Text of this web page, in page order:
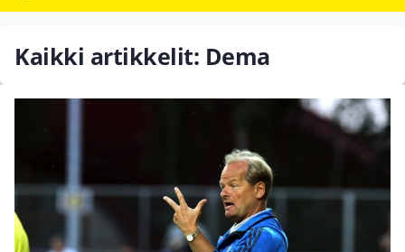
Kaikki artikkelit: Dema